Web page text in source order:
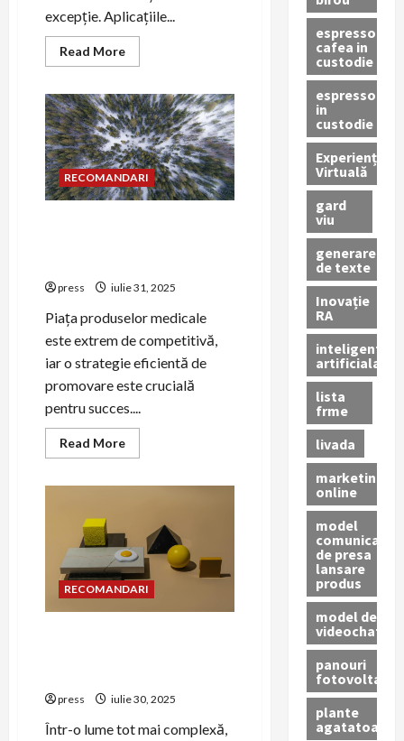
excepție. Aplicațiile...
Read MoreRead
more
pentru
lansarea
aplicațiilor
mobile
de
sănătate
RECOMANDARI
press iulie 31, 2025
Piața produselor medicale
este extrem de competitivă,
iar o strategie eficientă de
promovare este crucială
pentru succes....
Read MoreRead
more
medicale
prin
PR
RECOMANDARI
press iulie 30, 2025
Într-o lume tot mai complexă,
espressor
cafea in
custodie
espressor
in
custodie
Experiență
Virtuală
gard
viu
generare
de texte
Inovație
RA
inteligenta
artificiala
lista
frme
livada
marketing
online
model
comunicat
de presa
lansare
produs
model de
videochat
panouri
fotovoltaice
plante
agatatoare